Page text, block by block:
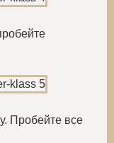
Пробейте все